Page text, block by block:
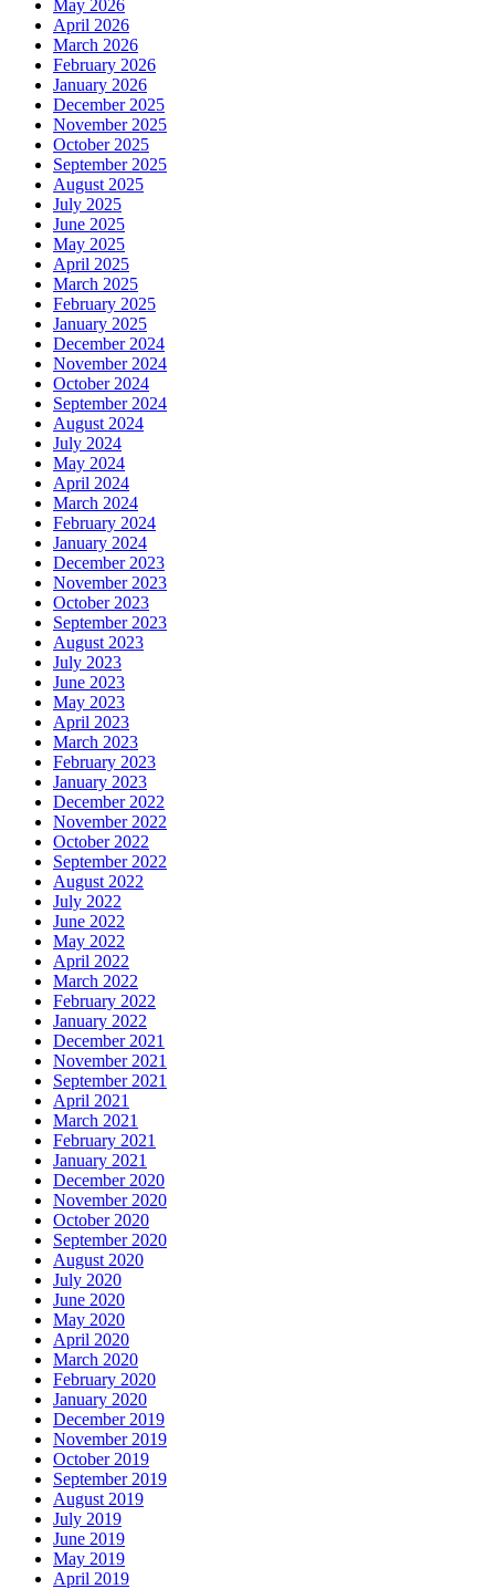
May 2026
April 2026
March 2026
February 2026
January 2026
December 2025
November 2025
October 2025
September 2025
August 2025
July 2025
June 2025
May 2025
April 2025
March 2025
February 2025
January 2025
December 2024
November 2024
October 2024
September 2024
August 2024
July 2024
May 2024
April 2024
March 2024
February 2024
January 2024
December 2023
November 2023
October 2023
September 2023
August 2023
July 2023
June 2023
May 2023
April 2023
March 2023
February 2023
January 2023
December 2022
November 2022
October 2022
September 2022
August 2022
July 2022
June 2022
May 2022
April 2022
March 2022
February 2022
January 2022
December 2021
November 2021
September 2021
April 2021
March 2021
February 2021
January 2021
December 2020
November 2020
October 2020
September 2020
August 2020
July 2020
June 2020
May 2020
April 2020
March 2020
February 2020
January 2020
December 2019
November 2019
October 2019
September 2019
August 2019
July 2019
June 2019
May 2019
April 2019